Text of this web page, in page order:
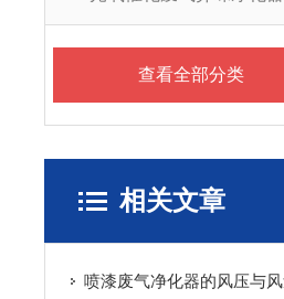
查看全部分类
相关文章